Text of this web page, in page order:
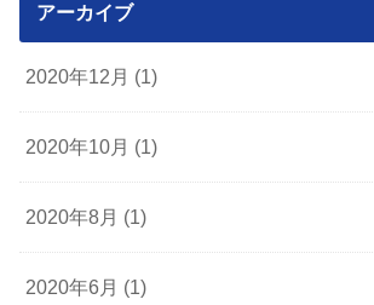
アーカイブ
2020年12月 (1)
2020年10月 (1)
2020年8月 (1)
2020年6月 (1)